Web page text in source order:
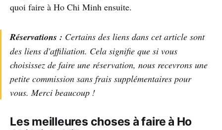
quoi faire à Ho Chi Minh ensuite.
Réservations : Certains des liens dans cet article sont
des liens d'affiliation. Cela signifie que si vous
choisissez de faire une réservation, nous recevrons une
petite commission sans frais supplémentaires pour
vous. Merci beaucoup !
Les meilleures choses à faire à Ho